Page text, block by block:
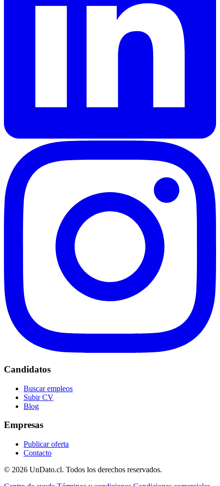
Candidatos
Buscar empleos
Subir CV
Blog
Empresas
Publicar oferta
Contacto
© 2026 UnDato.cl. Todos los derechos reservados.